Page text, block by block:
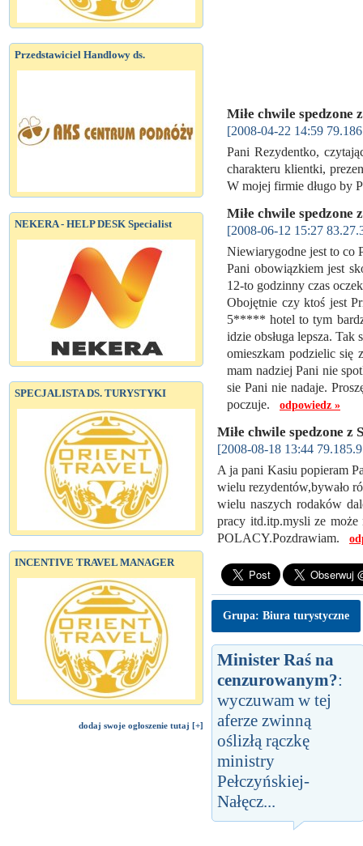
Przedstawiciel Handlowy ds.
NEKERA - HELP DESK Specialist
SPECJALISTA DS. TURYSTYKI
INCENTIVE TRAVEL MANAGER
dodaj swoje ogłoszenie tutaj [+]
Miłe chwile spedzone
[2008-04-22 14:59
Pani Rezydentko,
charakteru klientki,
W mojej firmie długo by
Miłe chwile spedzone
[2008-06-12 15:27
Niewiarygodne jest to co
Pani obowiązkiem jest
12-to godzinny czas
Obojętnie czy ktoś jest
5***** hotel to tym
idzie obsługa lepsza. Tak
omieszkam podzielic się
mam nadziej Pani nie
sie Pani nie nadaje.
poczuje. odpowiedz »
Miłe chwile spedzone z
[2008-08-18 13:44
A ja pani Kasiu popieram
wielu rezydentów,bywało
wielu naszych rodaków
pracy itd.itp.mysli ze może
POLACY.Pozdrawiam.
Grupa: Biura turystyczne
Minister Raś na
cenzurowanym?:
wyczuwam w tej
aferze zwinną
oślizłą rączkę
ministry
Pełczyńskiej-
Nałęcz...